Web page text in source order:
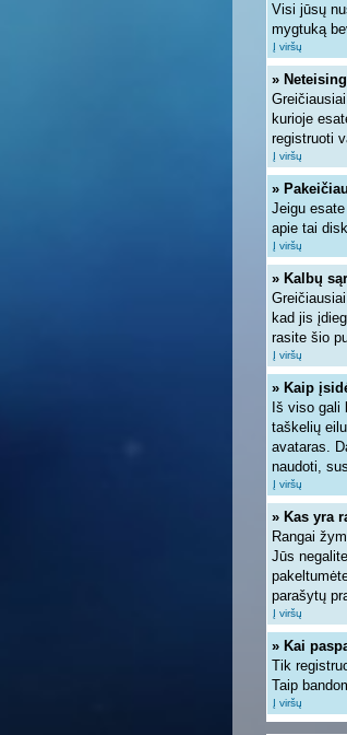
Visi jūsų
mygtuką
Į viršų
»
kurioje
registruoti
Į viršų
»
Jeigu
apie tai
Į viršų
» Kalbų
kad jis
rasite šio
Į viršų
» Kaip
Iš viso gali
taškelių
avataras.
naudoti,
Į viršų
» Kas yra
Rangai
Jūs
parašytų
Į viršų
» Kai
Tik
Taip
Į viršų